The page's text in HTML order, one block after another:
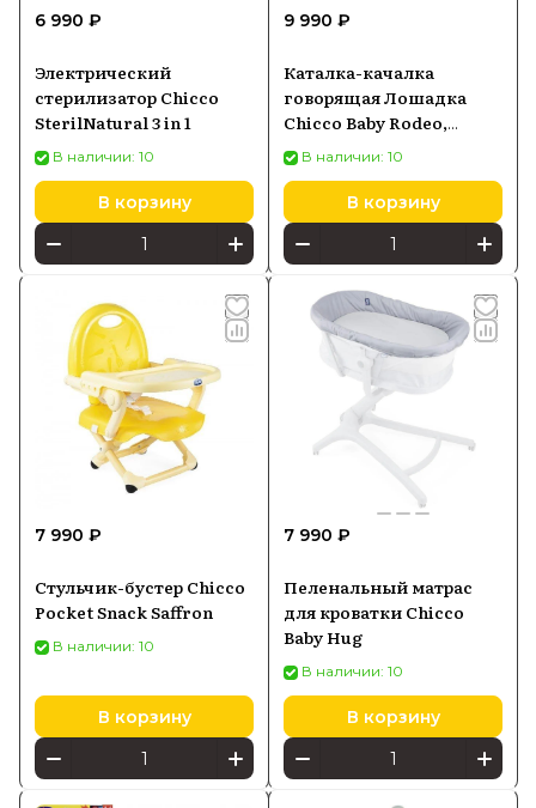
6 990 ₽
Электрический
стерилизатор Chicco
SterilNatural 3 in 1
В наличии: 10
В корзину
9 990 ₽
Каталка-качалка
говорящая Лошадка
Chicco Baby Rodeo,
белый/розовый
В наличии: 10
В корзину
7 990 ₽
Стульчик-бустер Chicco
Pocket Snack Saffron
В наличии: 10
В корзину
7 990 ₽
Пеленальный матрас
для кроватки Chicco
Baby Hug
В наличии: 10
В корзину